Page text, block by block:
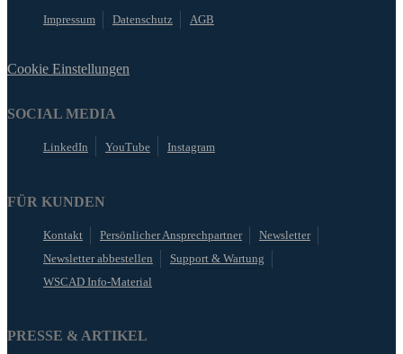
Impressum Datenschutz AGB
Cookie Einstellungen
SOCIAL MEDIA
LinkedIn YouTube Instagram
FÜR KUNDEN
Kontakt Persönlicher Ansprechpartner
Newsletter
Newsletter abbestellen
Support & Wartung
WSCAD Info-Material
PRESSE & ARTIKEL